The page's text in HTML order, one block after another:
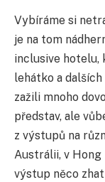
Vybíráme si
je na tom
inclusive hotelu,
lehátko a
zažili mnoho
představ, ale
z výstupů na
Austrálii, v Hong
výstup něco